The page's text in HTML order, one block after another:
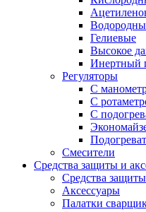
Гелиевые
Высокое
Инертный
Регуляторы
С
С
С
Смесители
Средства защиты и
Средства защиты
Аксессуары
Палатки